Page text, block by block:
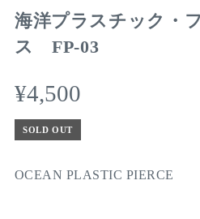
海洋プラスチック・
ス FP-03
¥4,500
SOLD OUT
OCEAN PLASTIC PIERCE